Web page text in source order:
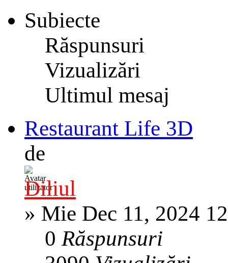
Subiecte
Răspunsuri
Vizualizări
Ultimul mesaj
Restaurant Life 3D
de
Diliul
» Mie Dec 11, 2024
0Răspunsuri